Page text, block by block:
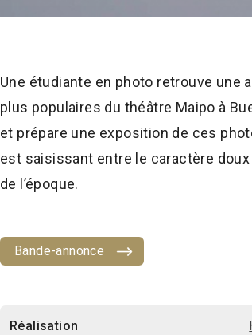
Une étudiante en photo retrouve une
plus populaires du théâtre Maipo à
et prépare une exposition de ces
est saisissant entre le caractère
de l’époque.
Bande-annonce
Réalisation